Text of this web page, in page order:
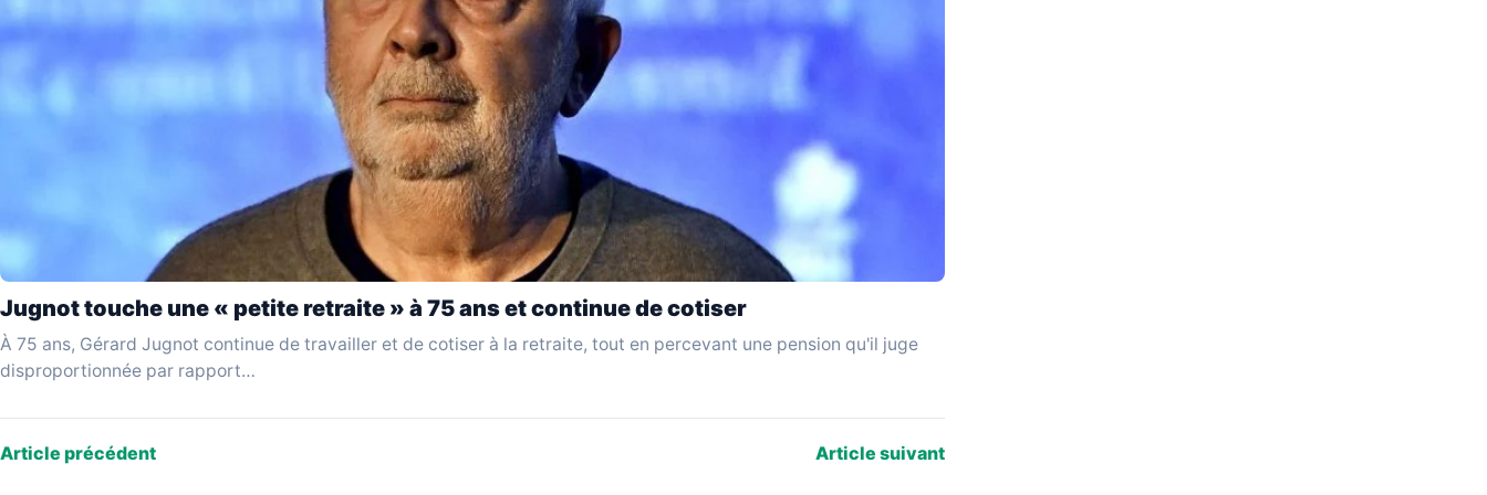
Jugnot touche une « petite retraite » à 75 ans et continue de cotiser
À 75 ans, Gérard Jugnot continue de travailler et de cotiser à la retraite, tout en percevant une pension qu'il juge
disproportionnée par rapport…
Article précédent Article suivant